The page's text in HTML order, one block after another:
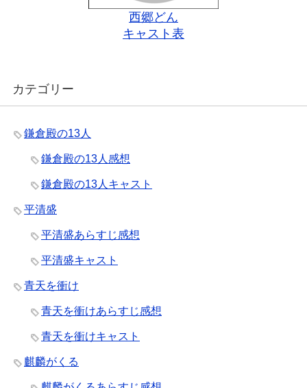
西郷どん
キャスト表
カテゴリー
鎌倉殿の13人
鎌倉殿の13人感想
鎌倉殿の13人キャスト
平清盛
平清盛あらすじ感想
平清盛キャスト
青天を衝け
青天を衝けあらすじ感想
青天を衝けキャスト
麒麟がくる